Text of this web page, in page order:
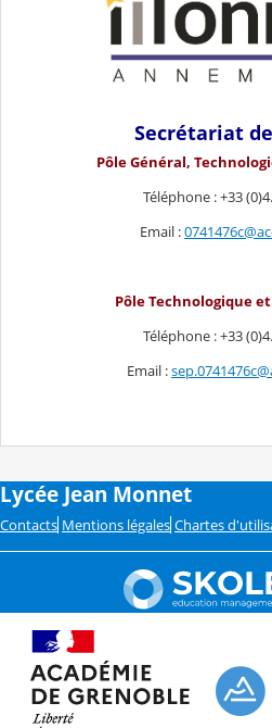
Secrétariat
Pôle Général,
Téléphone : +33
Email :
Pôle Technologique
Téléphone : +33
Email :
Lycée Jean Monnet
Contacts Mentions légales Chartes